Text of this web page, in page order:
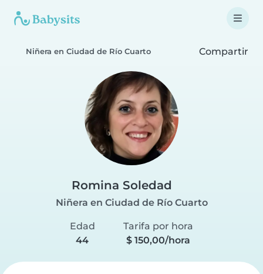
Niñera en Ciudad de Río Cuarto Compartir
Romina Soledad
Niñera en Ciudad de Río Cuarto
Edad
44
Tarifa por hora
$ 150,00/hora